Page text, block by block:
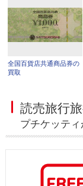
全国百貨店共通商品券の
買取
読売旅行
プチケッテ